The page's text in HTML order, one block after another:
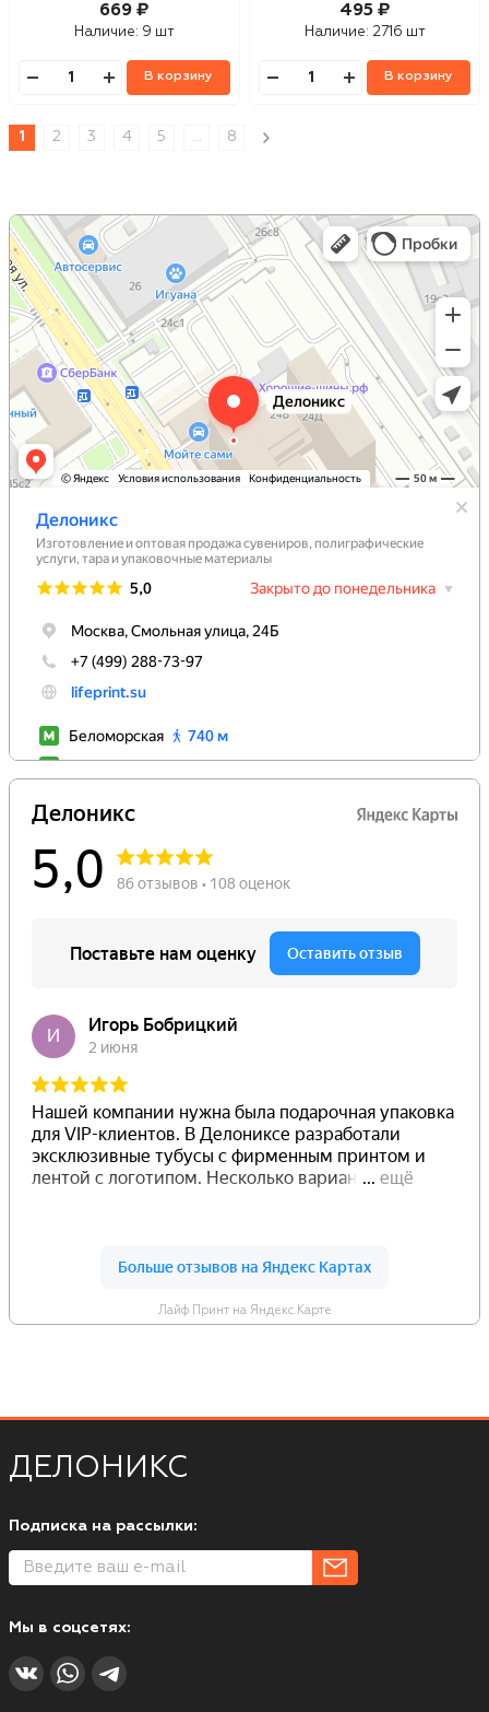
669 ₽
Наличие: 9 шт
В корзину
495 ₽
Наличие: 2716 шт
В корзину
1 2 3 4 5 ... 8
Лайф Принт на Яндекс.Карте
ДЕЛОНИКС
Подписка на рассылки:
Мы в соцсетях: